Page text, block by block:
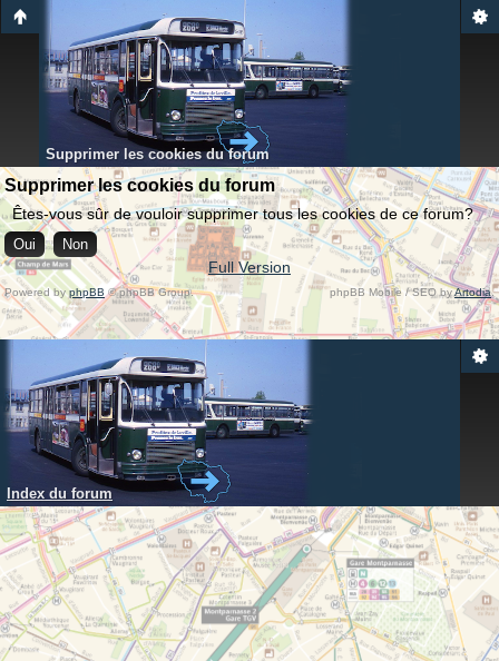
Supprimer les cookies du forum
Supprimer les cookies du forum
Êtes-vous sûr de vouloir supprimer tous les cookies de ce forum?
Full Version
Powered byphpBB © phpBB Group. phpBB Mobile / SEO byArtodia.
Index du forum